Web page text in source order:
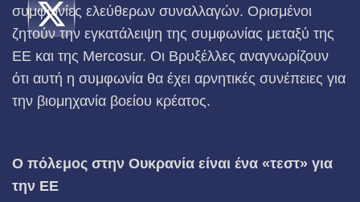
συμφωνίες ελεύθερων συναλλαγών. Ορισμένοι
ζητούν την εγκατάλειψη της συμφωνίας μεταξύ της
ΕΕ και της Mercosur. Οι Βρυξέλλες αναγνωρίζουν
ότι αυτή η συμφωνία θα έχει αρνητικές συνέπειες για
την βιομηχανία βοείου κρέατος.
Ο πόλεμος στην Ουκρανία είναι ένα «τεστ» για
την ΕΕ